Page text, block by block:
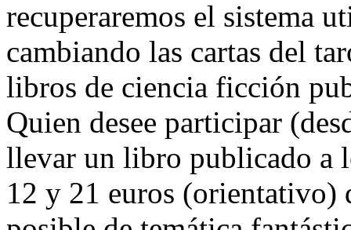
recuperaremos el sistema
cambiando las cartas del
libros de ciencia ficción
Quien desee participar
llevar un libro publicado a
12 y 21 euros (orientativo)